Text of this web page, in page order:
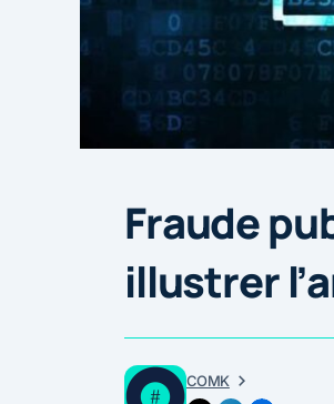
Fraude
illustrer
COMK